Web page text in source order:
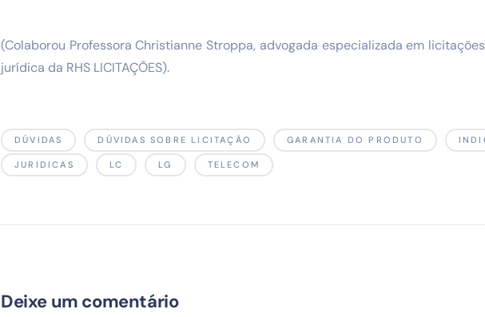
(Colaborou Professora Christianne Stroppa, advogada especializada em
jurídica da RHS LICITAÇÕES).
DÚVIDAS DÚVIDAS SOBRE LICITAÇÃO GARANTIA DO PRODUTO
JURIDICAS LC LG TELECOM
Deixe um comentário